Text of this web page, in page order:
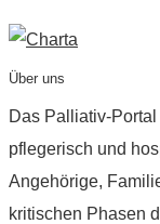
Über uns
Das Palliativ-
pflegerisch und
Angehörige,
kritischen Phasen